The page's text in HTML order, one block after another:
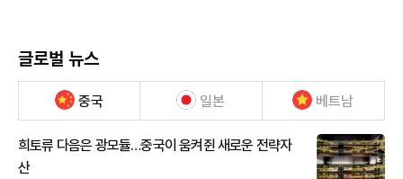
글로벌 뉴스
중국 일본 베트남
희토류 다음은 광모듈…중국이 움켜쥔 새로운 전략자
산